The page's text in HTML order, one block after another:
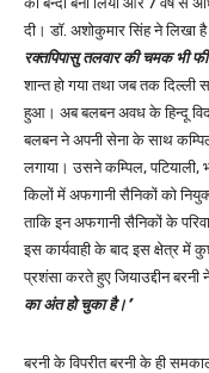
दी। डॉ. अशोकुमार सिंह ने लिखा
रक्तपिपासु तलवार की चमक भी
शान्त हो गया तथा जब तक
हुआ। अब बलबन अवध के हिन्दू
बलबन ने अपनी सेना के साथ
लगाया। उसने कम्पिल,
किलों में अफगानी सैनिकों को
ताकि इन अफगानी सैनिकों के
इस कार्यवाही के बाद इस क्षेत्र में
प्रशंसा करते हुए जियाउद्दीन बरनी
का अंत हो चुका है।’
बरनी के विपरीत बरनी के ही